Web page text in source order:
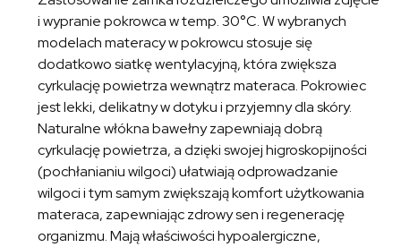
i wypranie pokrowca w temp. 30°C. W wybranych
modelach materacy w pokrowcu stosuje się
dodatkowo siatkę wentylacyjną, która zwiększa
cyrkulację powietrza wewnątrz materaca. Pokrowiec
jest lekki, delikatny w dotyku i przyjemny dla skóry.
Naturalne włókna bawełny zapewniają dobrą
cyrkulację powietrza, a dzięki swojej higroskopijności
(pochłanianiu wilgoci) ułatwiają odprowadzanie
wilgoci i tym samym zwiększają komfort użytkowania
materaca, zapewniając zdrowy sen i regenerację
organizmu. Mają właściwości hypoalergiczne,